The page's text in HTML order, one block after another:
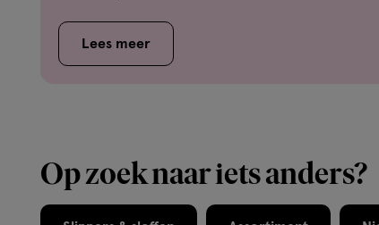
Lees meer
Op zoek naar iets anders?